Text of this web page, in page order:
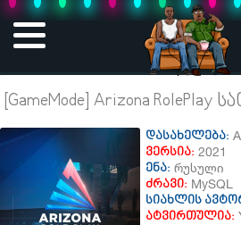
[GameMode] Arizona RolePlay
დასახელება:
ვერსია: 2021
ენა: რუსული
ძრავი: MySQL
სიახლის
ატვირთულია: